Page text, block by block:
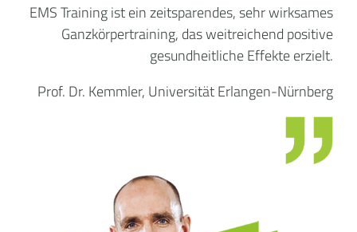
EMS Training ist ein zeitsparendes, sehr wirksames
Ganzkörpertraining, das weitreichend positive
gesundheitliche Effekte erzielt.
Prof. Dr. Kemmler, Universität Erlangen-Nürnberg